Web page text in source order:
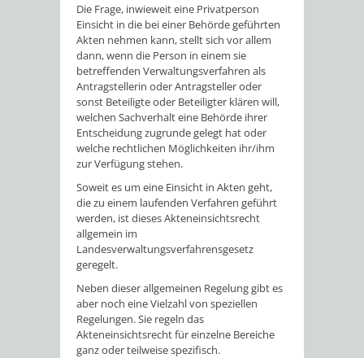
Die Frage, inwieweit eine Privatperson
Einsicht in die bei einer Behörde geführten
Akten nehmen kann, stellt sich vor allem
dann, wenn die Person in einem sie
betreffenden Verwaltungsverfahren als
Antragstellerin oder Antragsteller oder
sonst Beteiligte oder Beteiligter klären will,
welchen Sachverhalt eine Behörde ihrer
Entscheidung zugrunde gelegt hat oder
welche rechtlichen Möglichkeiten ihr/ihm
zur Verfügung stehen.
Soweit es um eine Einsicht in Akten geht,
die zu einem laufenden Verfahren geführt
werden, ist dieses Akteneinsichtsrecht
allgemein im
Landesverwaltungsverfahrensgesetz
geregelt.
Neben dieser allgemeinen Regelung gibt es
aber noch eine Vielzahl von speziellen
Regelungen. Sie regeln das
Akteneinsichtsrecht für einzelne Bereiche
ganz oder teilweise spezifisch.